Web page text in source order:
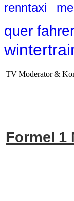
renntaxi
quer
TV Moderator &
Formel 1